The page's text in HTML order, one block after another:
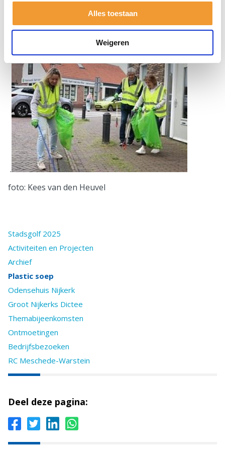
Alles toestaan
Weigeren
zwerfafval te vergroten. Jaarlijks wordt ook
deelgenomen aan de World WideEnd Plastic Soup Day
en aan de World Cleanup Day, samen met onder
andere de Nijkerkse serviceclub Lions.
.
foto: Kees van den Heuvel
Stadsgolf 2025
Activiteiten en Projecten
Archief
Plastic soep
Odensehuis Nijkerk
Groot Nijkerks Dictee
Themabijeenkomsten
Ontmoetingen
Bedrijfsbezoeken
RC Meschede-Warstein
Deel deze pagina: